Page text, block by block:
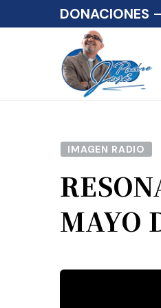
IMAGEN RADIO
MAYO